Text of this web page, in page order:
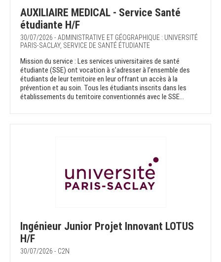
AUXILIAIRE MEDICAL - Service Santé
étudiante H/F
30/07/2026 - ADMINISTRATIVE ET GÉOGRAPHIQUE : UNIVERSITÉ
PARIS-SACLAY, SERVICE DE SANTÉ ÉTUDIANTE
Mission du service : Les services universitaires de santé
étudiante (SSE) ont vocation à s’adresser à l’ensemble des
étudiants de leur territoire en leur offrant un accès à la
prévention et au soin. Tous les étudiants inscrits dans les
établissements du territoire conventionnés avec le SSE...
Ingénieur Junior Projet Innovant LOTUS
H/F
30/07/2026 - C2N